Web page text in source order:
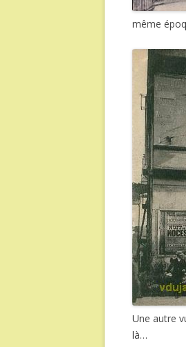
même
Une autre
là…